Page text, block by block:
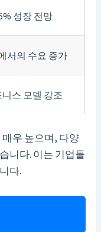
성장 전망
서의 수요 증가
스 모델 강조
우 높으며, 다양
니다. 이는 기업들
다.